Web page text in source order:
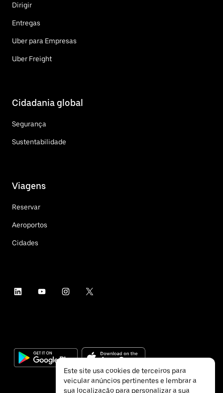
Dirigir
Entregas
Uber para Empresas
Uber Freight
Cidadania global
Segurança
Sustentabilidade
Viagens
Reservar
Aeroportos
Cidades
Este site usa cookies de terceiros para
veicular anúncios pertinentes e lembrar a
sua localização para personalizar a sua